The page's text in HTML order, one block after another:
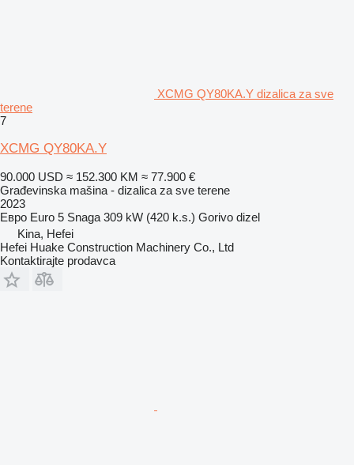
XCMG QY80KA.Y dizalica za sve
terene
7
XCMG QY80KA.Y
90.000 USD ≈ 152.300 KM ≈ 77.900 €
Građevinska mašina - dizalica za sve terene
2023
Евро Euro 5 Snaga 309 kW (420 k.s.) Gorivo dizel
Kina, Hefei
Hefei Huake Construction Machinery Co., Ltd
Kontaktirajte prodavca